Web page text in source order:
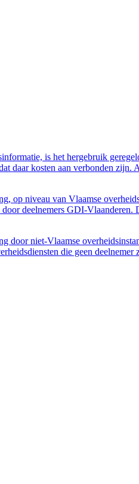
is het hergebruik
daar kosten aan verbonden
op niveau van Vlaamse
deelnemers GDI-Vlaanderen.
door niet-Vlaamse
die geen